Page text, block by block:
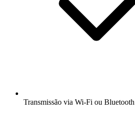
Transmissão via Wi-Fi ou Bluetooth